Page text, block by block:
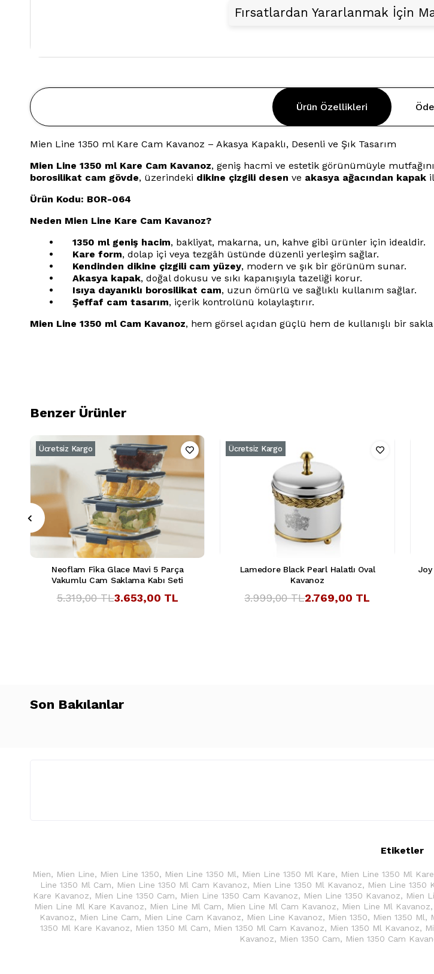
Fırsatlardan Yararlanmak İçin
Ürün Özellikleri
Mien Line 1350 ml Kare Cam Kavanoz – Akasya Kapaklı, Desenli ve Şık Tasarım
Mien Line 1350 ml Kare Cam Kavanoz, geniş hacmi ve estetik görünümüyle
borosilikat cam gövde, üzerindeki dikine çizgili desen ve akasya ağacından kapak
Ürün Kodu: BOR-064
Neden Mien Line Kare Cam Kavanoz?
•
1350 ml geniş hacim, bakliyat, makarna, un, kahve gibi ürünler için idealdir.
•
Kare form, dolap içi veya tezgâh üstünde düzenli yerleşim sağlar.
•
Kendinden dikine çizgili cam yüzey, modern ve şık bir görünüm sunar.
•
Akasya kapak, doğal dokusu ve sıkı kapanışıyla tazeliği korur.
•
Isıya dayanıklı borosilikat cam, uzun ömürlü ve sağlıklı kullanım sağlar.
•
Şeffaf cam tasarım, içerik kontrolünü kolaylaştırır.
Mien Line 1350 ml Cam Kavanoz, hem görsel açıdan güçlü hem de kullanışlı bir
Benzer Ürünler
Neoflam Fika Glace Mavi 5 Parça
Vakumlu Cam Saklama Kabı Seti
3.653,00 TL
5.319,00 TL
Ücretsiz Kargo
Lamedore Black Pearl Halatlı Oval
Kavanoz
2.769,00 TL
3.999,00 TL
Ücretsiz Kargo
Son Bakılanlar
Etiketler
Mien, Mien Line, Mien Line 1350, Mien Line 1350 Ml, Mien Line 1350 Ml Kare, Mien Line 1350 Ml
Line 1350 Ml Cam, Mien Line 1350 Ml Cam Kavanoz, Mien Line 1350 Ml Kavanoz, Mien Line 1350
Kare Kavanoz, Mien Line 1350 Cam, Mien Line 1350 Cam Kavanoz, Mien Line 1350 Kavanoz, Mien
Mien Line Ml Kare Kavanoz, Mien Line Ml Cam, Mien Line Ml Cam Kavanoz, Mien Line Ml Kavanoz,
Kavanoz, Mien Line Cam, Mien Line Cam Kavanoz, Mien Line Kavanoz, Mien 1350, Mien 1350 Ml,
1350 Ml Kare Kavanoz, Mien 1350 Ml Cam, Mien 1350 Ml Cam Kavanoz, Mien 1350 Ml Kavanoz,
Kavanoz, Mien 1350 Cam, Mien 1350 Cam